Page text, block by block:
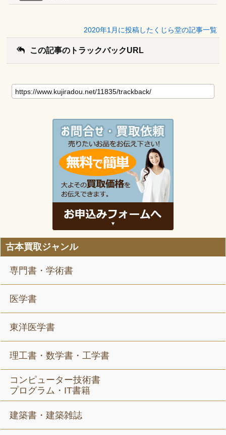
2020年1月に投稿したくじら堂の記事一覧
この記事のトラックバックURL
古本買取ジャンル
専門書・学術書
医学書
東洋医学書
理工書・数学書・工学書
コンピューター技術書
プログラム・IT書籍
建築書・建築雑誌